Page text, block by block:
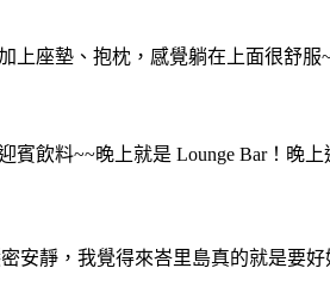
上座墊、抱枕，感覺躺在上面很舒
飲料~~晚上就是 Lounge Bar！
安靜，我覺得來峇里島真的就是要